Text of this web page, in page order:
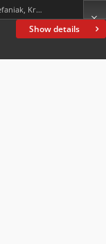
Show details
Najder-Stefaniak, Krystyna